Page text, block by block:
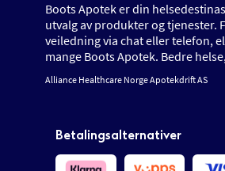
Boots Apotek er din
utvalg av produkter og tjenester.
veiledning via chat eller telefon,
mange Boots Apotek. Bedre
Alliance Healthcare Norge Apotekdrift AS
Betalingsalternativer